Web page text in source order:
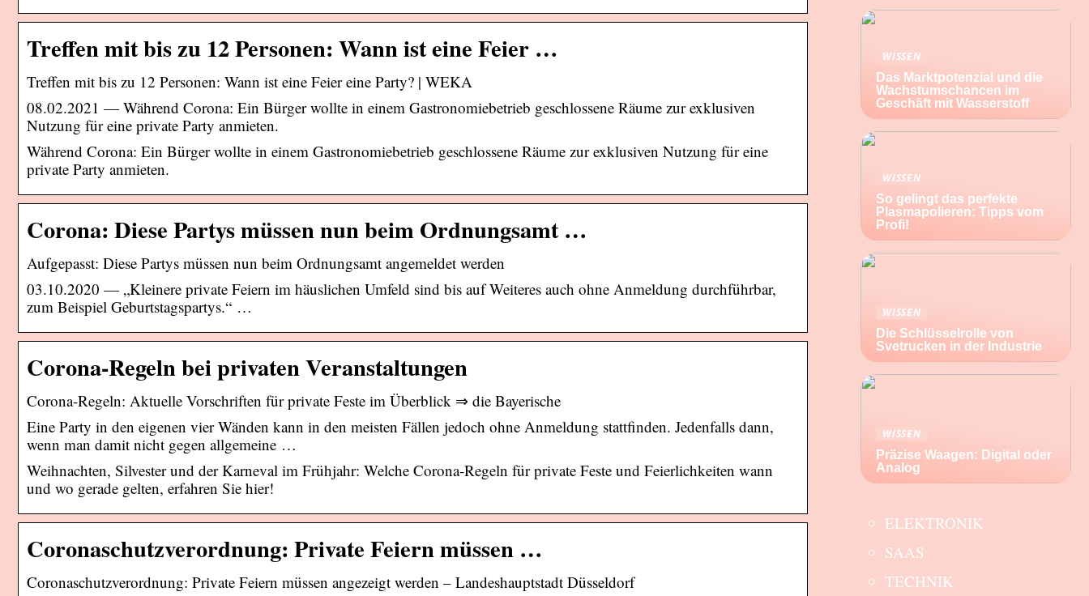
Treffen mit bis zu 12 Personen: Wann ist eine Feier …
Treffen mit bis zu 12 Personen: Wann ist eine Feier eine Party? | WEKA
08.02.2021 — Während Corona: Ein Bürger wollte in einem Gastronomiebetrieb geschlossene Räume zur exklusiven
Nutzung für eine private Party anmieten.
Während Corona: Ein Bürger wollte in einem Gastronomiebetrieb geschlossene Räume zur exklusiven Nutzung für eine
private Party anmieten.
Corona: Diese Partys müssen nun beim Ordnungsamt …
Aufgepasst: Diese Partys müssen nun beim Ordnungsamt angemeldet werden
03.10.2020 — „Kleinere private Feiern im häuslichen Umfeld sind bis auf Weiteres auch ohne Anmeldung durchführbar,
zum Beispiel Geburtstagspartys.“ …
Corona-Regeln bei privaten Veranstaltungen
Corona-Regeln: Aktuelle Vorschriften für private Feste im Überblick ⇒ die Bayerische
Eine Party in den eigenen vier Wänden kann in den meisten Fällen jedoch ohne Anmeldung stattfinden. Jedenfalls dann,
wenn man damit nicht gegen allgemeine …
Weihnachten, Silvester und der Karneval im Frühjahr: Welche Corona-Regeln für private Feste und Feierlichkeiten wann
und wo gerade gelten, erfahren Sie hier!
Coronaschutzverordnung: Private Feiern müssen …
Coronaschutzverordnung: Private Feiern müssen angezeigt werden – Landeshauptstadt Düsseldorf
WISSEN
Das Marktpotenzial und die
Wachstumschancen im
Geschäft mit Wasserstoff
WISSEN
So gelingt das perfekte
Plasmapolieren: Tipps vom
Profi!
WISSEN
Die Schlüsselrolle von
Svetrucken in der Industrie
WISSEN
Präzise Waagen: Digital oder
Analog
ELEKTRONIK
SAAS
TECHNIK